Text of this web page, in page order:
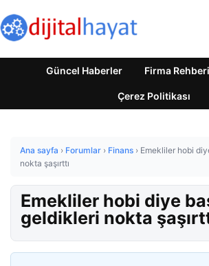
Güncel Haberler Firma Rehberi
Çerez Politikası
Ana sayfa › Forumlar › Finans › Emekliler hobi
nokta şaşırttı
Emekliler hobi diye
geldikleri nokta